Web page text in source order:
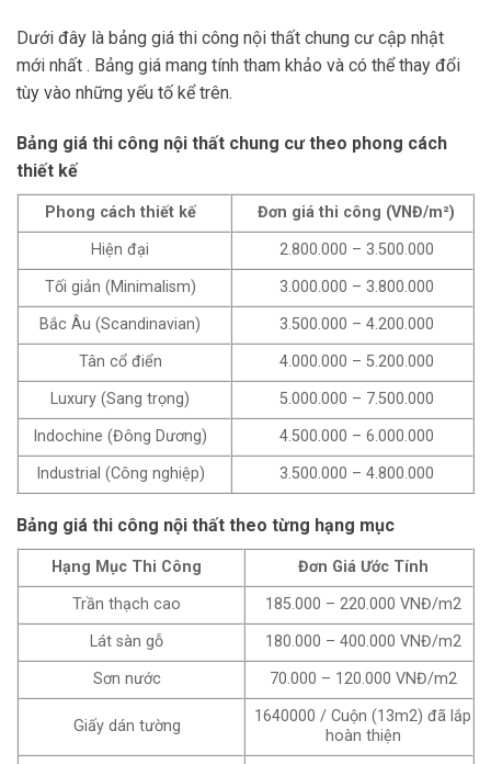
Dưới đây là bảng giá thi công nội thất chung cư cập nhật
mới nhất . Bảng giá mang tính tham khảo và có thể thay đổi
tùy vào những yếu tố kể trên.
Bảng giá thi công nội thất chung cư theo phong cách
thiết kế
Phong cách thiết kế
Đơn giá thi công (VNĐ/m²)
Hiện đại
2.800.000 – 3.500.000
Tối giản (Minimalism)
3.000.000 – 3.800.000
Bắc Âu (Scandinavian)
3.500.000 – 4.200.000
Tân cổ điển
4.000.000 – 5.200.000
Luxury (Sang trọng)
5.000.000 – 7.500.000
Indochine (Đông Dương)
4.500.000 – 6.000.000
Industrial (Công nghiệp)
3.500.000 – 4.800.000
Bảng giá thi công nội thất theo từng hạng mục
Hạng Mục Thi Công
Đơn Giá Ước Tính
Trần thạch cao
185.000 – 220.000 VNĐ/m2
Lát sàn gỗ
180.000 – 400.000 VNĐ/m2
Sơn nước
70.000 – 120.000 VNĐ/m2
Giấy dán tường
1640000 / Cuộn (13m2) đã lắp
hoàn thiện